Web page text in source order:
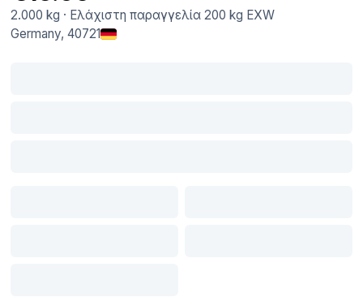
2.000 kg · Ελάχιστη παραγγελία 200 kg EXW
Germany, 40721